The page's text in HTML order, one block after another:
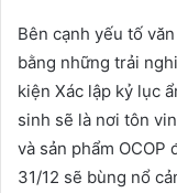
Bên cạnh yếu tố
bằng những trải
kiện Xác lập kỷ lục
sinh sẽ là nơi tôn
và sản phẩm
31/12 sẽ bùng nổ